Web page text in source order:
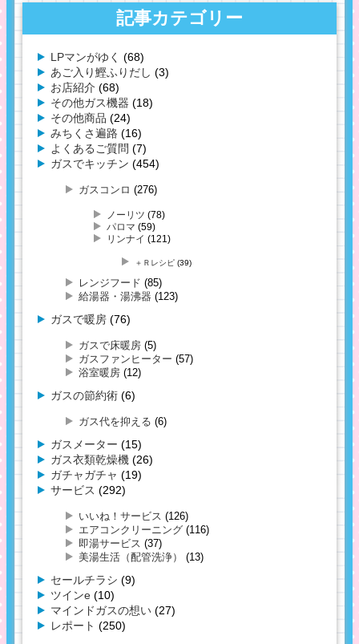
記事カテゴリー
LPマンがゆく (68)
あご入り鰹ふりだし (3)
お店紹介 (68)
その他ガス機器 (18)
その他商品 (24)
みちくさ遍路 (16)
よくあるご質問 (7)
ガスでキッチン (454)
ガスコンロ (276)
ノーリツ (78)
パロマ (59)
リンナイ (121)
＋Ｒレシピ (39)
レンジフード (85)
給湯器・湯沸器 (123)
ガスで暖房 (76)
ガスで床暖房 (5)
ガスファンヒーター (57)
浴室暖房 (12)
ガスの節約術 (6)
ガス代を抑える (6)
ガスメーター (15)
ガス衣類乾燥機 (26)
ガチャガチャ (19)
サービス (292)
いいね！サービス (126)
エアコンクリーニング (116)
即湯サービス (37)
美湯生活（配管洗浄）
(13)
セールチラシ (9)
ツインe (10)
マインドガスの想い (27)
レポート (250)